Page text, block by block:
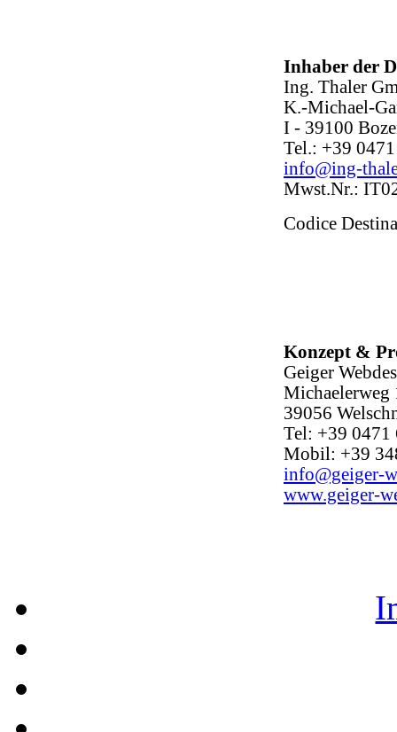
Inhaber der
Ing. Thaler
K.-Michael-
I - 39100
Tel.: +39
info@ing-
Mwst.Nr.:
Codice
Konzept &
Geiger
Michaelerweg
39056
Tel: +39 0471
Mobil: +39
info@geiger-
www.geiger-